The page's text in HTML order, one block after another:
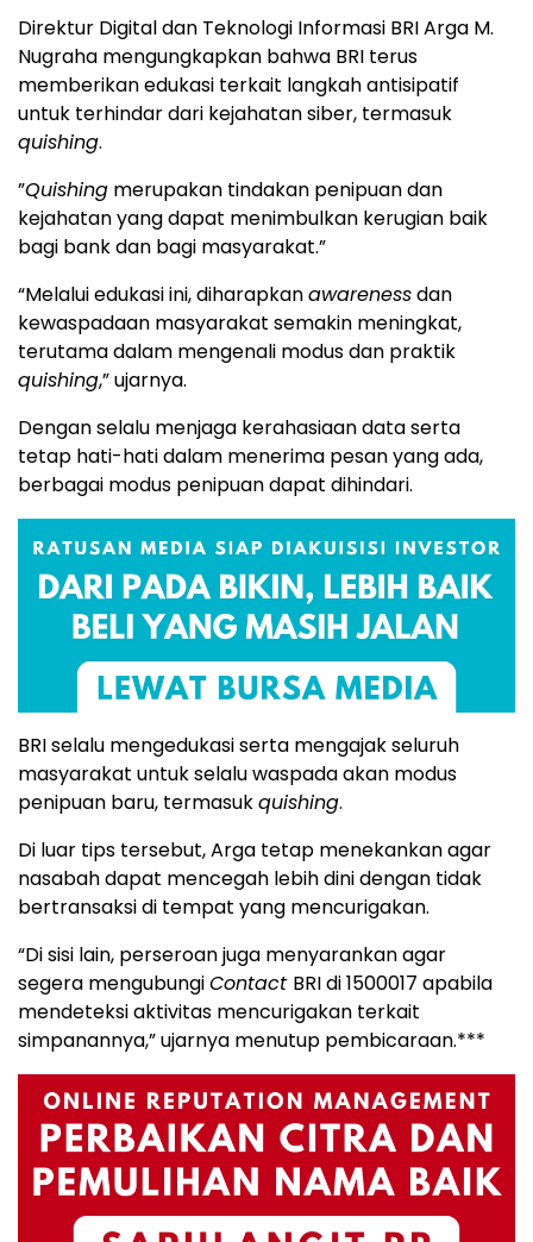
Direktur Digital dan Teknologi Informasi BRI Arga M.
Nugraha mengungkapkan bahwa BRI terus
memberikan edukasi terkait langkah antisipatif
untuk terhindar dari kejahatan siber, termasuk
quishing.
”Quishing merupakan tindakan penipuan dan
kejahatan yang dapat menimbulkan kerugian baik
bagi bank dan bagi masyarakat.”
“Melalui edukasi ini, diharapkanawarenessdan
kewaspadaan masyarakat semakin meningkat,
terutama dalam mengenali modus dan praktik
quishing,” ujarnya.
Dengan selalu menjaga kerahasiaan data serta
tetap hati-hati dalam menerima pesan yang ada,
berbagai modus penipuan dapat dihindari.
BRI selalu mengedukasi serta mengajak seluruh
masyarakat untuk selalu waspada akan modus
penipuan baru, termasukquishing.
Di luar tips tersebut, Arga tetap menekankan agar
nasabah dapat mencegah lebih dini dengan tidak
bertransaksi di tempat yang mencurigakan.
“Di sisi lain, perseroan juga menyarankan agar
segera mengubungiContact BRI di 1500017 apabila
mendeteksi aktivitas mencurigakan terkait
simpanannya,” ujarnya menutup pembicaraan.***